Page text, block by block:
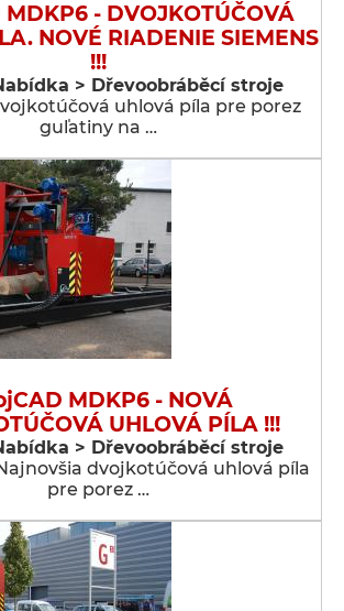
- DVOJKOTÚČOVÁ
NOVÉ RIADENIE SIEMENS
!!!
> Dřevoobráběcí stroje
uhlová píla pre porez
guľatiny na …
MDKP6 - NOVÁ
UHLOVÁ PÍLA !!!
> Dřevoobráběcí stroje
dvojkotúčová uhlová píla
pre porez …